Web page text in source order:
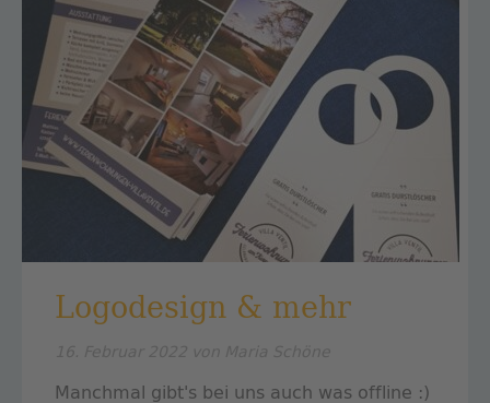
Logodesign & mehr
Manchmal gibt's bei uns auch was offline :)